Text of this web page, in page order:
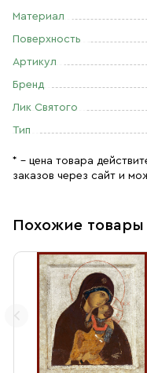
Материал
Поверхность
Артикул
Бренд
Лик Святого
Тип
* – цена товара
заказов через сайт и
Похожие товары